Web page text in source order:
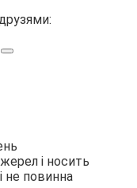
і носить
не повинна